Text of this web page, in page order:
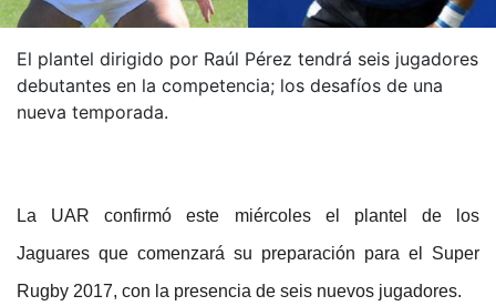
El plantel dirigido por Raúl Pérez tendrá seis jugadores
debutantes en la competencia; los desafíos de una
nueva temporada.
La UAR confirmó este miércoles el plantel de los
Jaguares que comenzará su preparación para el Super
Rugby 2017, con la presencia de seis nuevos jugadores.